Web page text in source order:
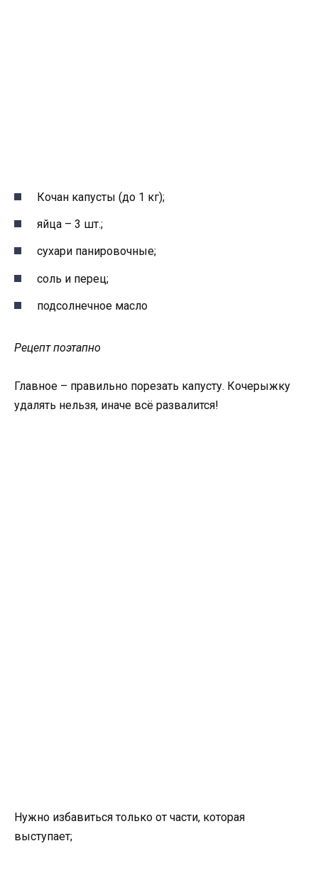
Кочан капусты (до 1 кг);
яйца – 3 шт.;
сухари панировочные;
соль и перец;
подсолнечное масло
Рецепт поэтапно
Главное – правильно порезать капусту. Кочерыжку
удалять нельзя, иначе всё развалится!
Нужно избавиться только от части, которая
выступает;